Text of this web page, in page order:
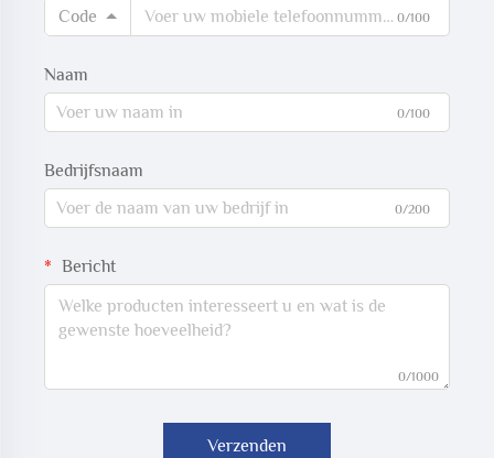
Code
0/100
Naam
0/100
Bedrijfsnaam
0/200
Bericht
0/1000
Verzenden